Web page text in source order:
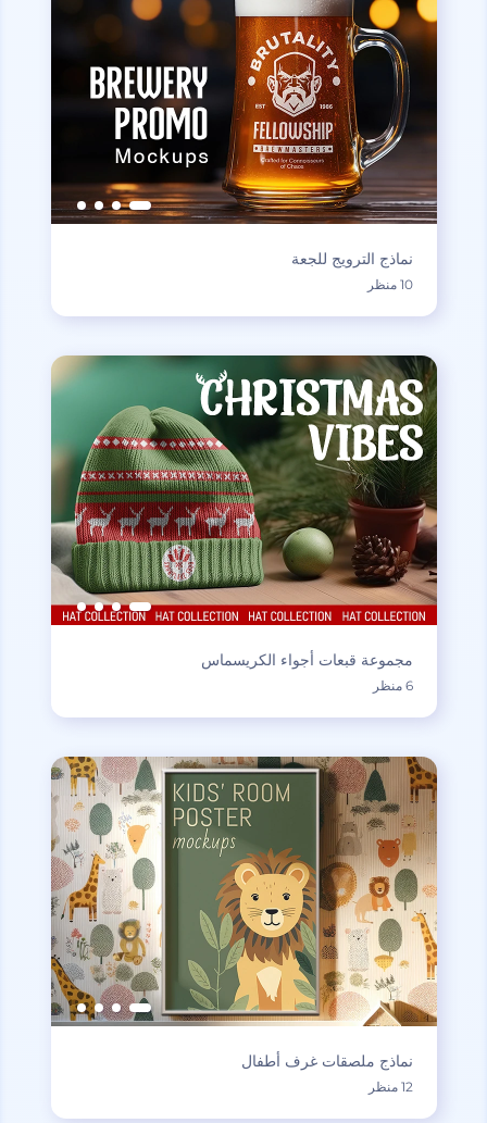
نماذج الترويج للجعة
10 منظر
مجموعة قبعات أجواء الكريسماس
6 منظر
نماذج ملصقات غرف أطفال
12 منظر